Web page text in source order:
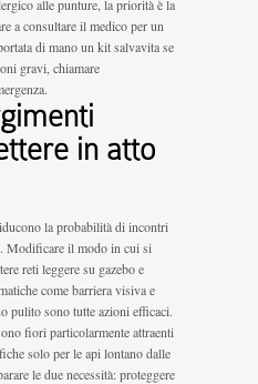
alle punture, la priorità è la
a consultare il medico per un
di mano un kit salvavita se
gravi, chiamare
in atto
la probabilità di incontri
Modificare il modo in cui si
reti leggere su gazebo e
come barriera visiva e
pulito sono tutte azioni efficaci.
fiori particolarmente attraenti
solo per le api lontano dalle
le due necessità: proteggere